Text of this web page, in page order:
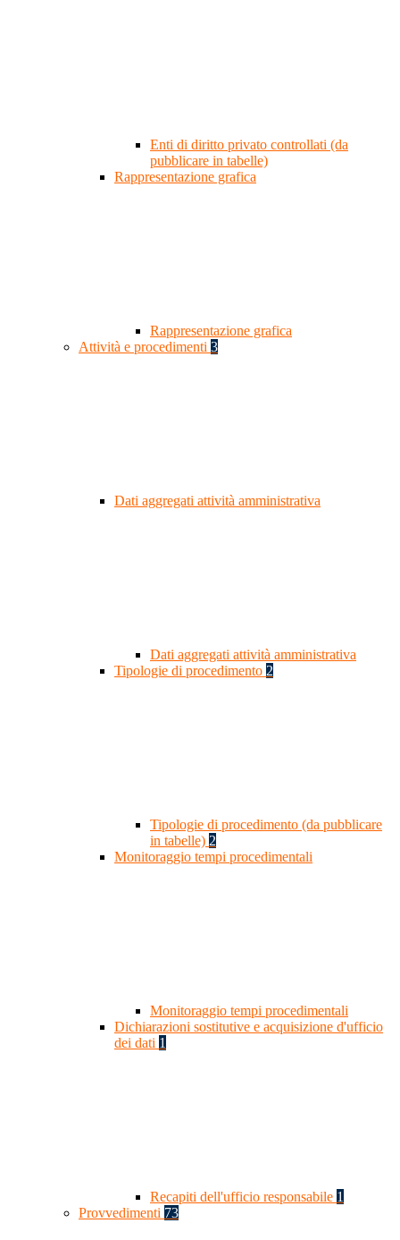
Enti di diritto privato controllati (da
pubblicare in tabelle)
Rappresentazione grafica
Rappresentazione grafica
Attività e procedimenti 3
Dati aggregati attività amministrativa
Dati aggregati attività amministrativa
Tipologie di procedimento 2
Tipologie di procedimento (da pubblicare
in tabelle) 2
Monitoraggio tempi procedimentali
Monitoraggio tempi procedimentali
Dichiarazioni sostitutive e acquisizione d'ufficio
dei dati 1
Recapiti dell'ufficio responsabile 1
Provvedimenti 73